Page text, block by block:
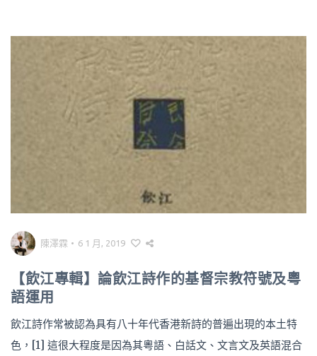
陳澤霖 • 6 1 月, 2019
【飲江專輯】論飲江詩作的基督宗教符號及粵
語運用
飲江詩作常被認為具有八十年代香港新詩的普遍出現的本土特
色，[1] 這很大程度是因為其粵語、白話文、文言文及英語混合